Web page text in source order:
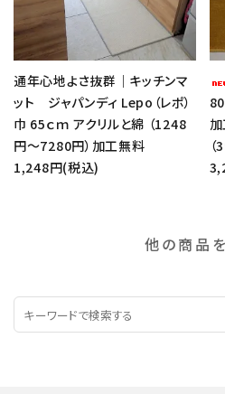
通年心地よさ抜群｜キッチンマ
ット ジャパンディ Lepo（レポ）
巾 65ｃｍ アクリルと綿 （1248
円～7280円）加工無料
1,248円(税込)
他の商品